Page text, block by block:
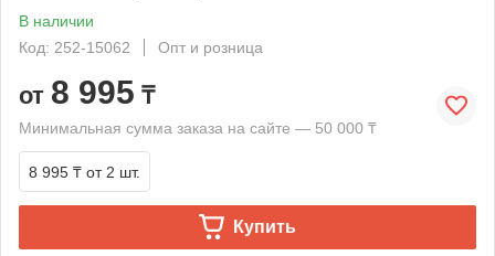
В наличии
Код: 252-15062
Опт и розница
от 8 995 ₸
Минимальная сумма заказа на сайте — 50 000 ₸
8 995 ₸ от 2 шт.
Купить